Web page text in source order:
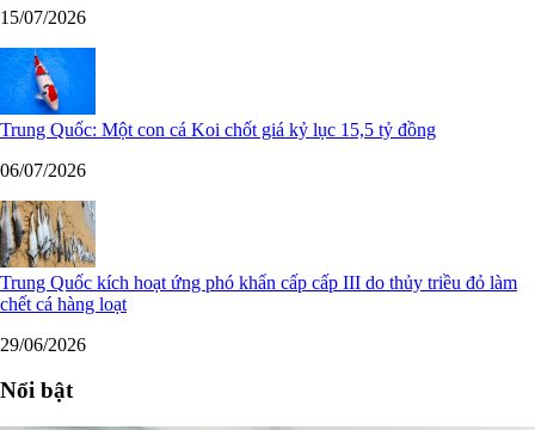
15/07/2026
Trung Quốc: Một con cá Koi chốt giá kỷ lục 15,5 tỷ đồng
06/07/2026
Trung Quốc kích hoạt ứng phó khẩn cấp cấp III do thủy triều đỏ làm
chết cá hàng loạt
29/06/2026
Nổi bật